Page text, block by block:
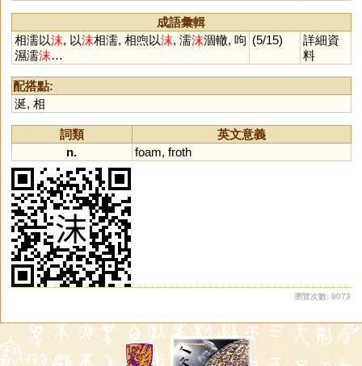
成語彙輯
相濡以沫, 以沫相濡, 相喣以沫, 濡沫涸轍, 呴
濕濡沫…
(5/15)
詳細資
料
配搭點:
涎, 相
詞類
英文意義
n.
foam, froth
瀏覽次數: 9073